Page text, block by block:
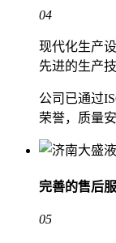
04
现代化生产
先进的生产
公司已通过
荣誉，质量
完善的售后
05